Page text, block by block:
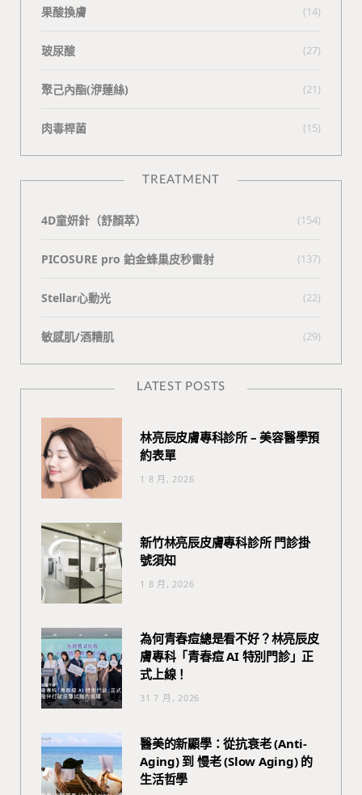
果酸換膚 (14)
玻尿酸 (27)
聚己內酯(洢蓮絲) (21)
肉毒桿菌 (15)
TREATMENT
4D童妍針（舒顏萃） (154)
PICOSURE pro 鉑金蜂巢皮秒雷射 (137)
Stellar心動光 (22)
敏感肌/酒糟肌 (29)
LATEST POSTS
林亮辰皮膚專科診所 – 美容醫學預
約表單
1 8 月, 2026
新竹林亮辰皮膚專科診所 門診掛
號須知
1 8 月, 2026
為何青春痘總是看不好？林亮辰皮
膚專科「青春痘 AI 特別門診」正
式上線！
31 7 月, 2026
醫美的新顯學：從抗衰老 (Anti-
Aging) 到 慢老 (Slow Aging) 的
生活哲學